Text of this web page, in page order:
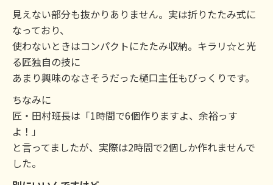
見えない部分も抜かりありません。実は折りたたみ式に
なっており、
使わないときはコンパクトにたたみ収納。キラリ☆と光
る匠独自の技に
あまり興味のなさそうだった樋口主任もびっくりです。
ちなみに
匠・田村班長は「1時間で6個作りますよ、余裕っす
よ！」
と言ってましたが、実際は2時間で2個しか作れませんで
した。